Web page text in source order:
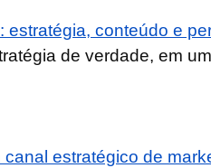
estratégia, conteúdo e
de verdade, em
estratégico de